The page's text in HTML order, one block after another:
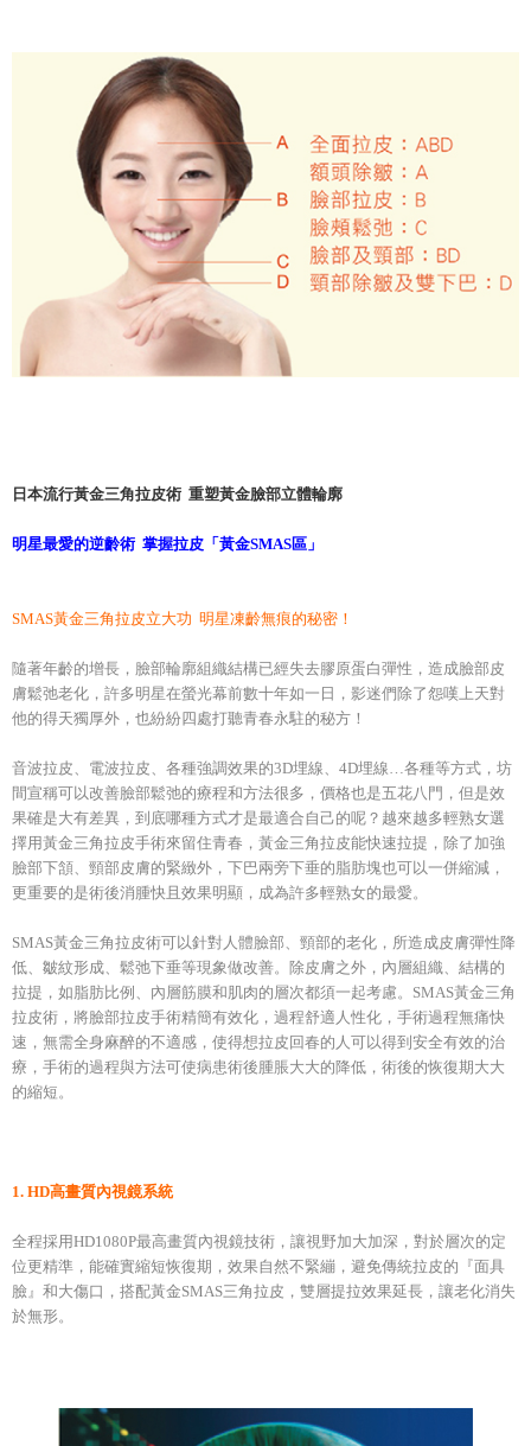
日本流行黃金三角拉皮術 重塑黃金臉部立體輪廓
明星最愛的逆齡術 掌握拉皮「黃金SMAS區」
SMAS黃金三角拉皮立大功 明星凍齡無痕的秘密！
隨著年齡的增長，臉部輪廓組織結構已經失去膠原蛋白彈性，造成臉部皮
膚鬆弛老化，許多明星在螢光幕前數十年如一日，影迷們除了怨嘆上天對
他的得天獨厚外，也紛紛四處打聽青春永駐的秘方！
音波拉皮、電波拉皮、各種強調效果的3D埋線、4D埋線…各種等方式，坊
間宣稱可以改善臉部鬆弛的療程和方法很多，價格也是五花八門，但是效
果確是大有差異，到底哪種方式才是最適合自己的呢？越來越多輕熟女選
擇用黃金三角拉皮手術來留住青春，黃金三角拉皮能快速拉提，除了加強
臉部下頷、頸部皮膚的緊緻外，下巴兩旁下垂的脂肪塊也可以一併縮減，
更重要的是術後消腫快且效果明顯，成為許多輕熟女的最愛。
SMAS黃金三角拉皮術可以針對人體臉部、頸部的老化，所造成皮膚彈性降
低、皺紋形成、鬆弛下垂等現象做改善。除皮膚之外，內層組織、結構的
拉提，如脂肪比例、內層筋膜和肌肉的層次都須一起考慮。SMAS黃金三角
拉皮術，將臉部拉皮手術精簡有效化，過程舒適人性化，手術過程無痛快
速，無需全身麻醉的不適感，使得想拉皮回春的人可以得到安全有效的治
療，手術的過程與方法可使病患術後腫脹大大的降低，術後的恢復期大大
的縮短。
1. HD高畫質內視鏡系統
全程採用HD1080P最高畫質內視鏡技術，讓視野加大加深，對於層次的定
位更精準，能確實縮短恢復期，效果自然不緊繃，避免傳統拉皮的『面具
臉』和大傷口，搭配黃金SMAS三角拉皮，雙層提拉效果延長，讓老化消失
於無形。